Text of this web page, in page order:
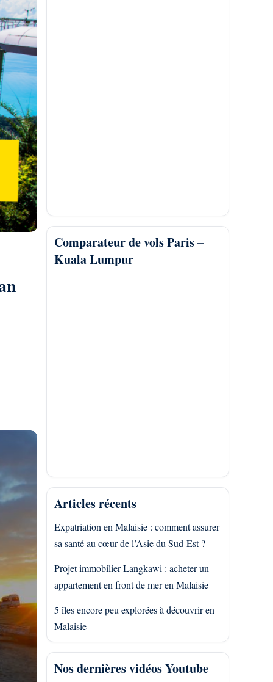
Comparateur de vols Paris –
Kuala Lumpur
Articles récents
Expatriation en Malaisie : comment assurer
sa santé au cœur de l’Asie du Sud-Est ?
Projet immobilier Langkawi : acheter un
appartement en front de mer en Malaisie
5 îles encore peu explorées à découvrir en
Malaisie
Nos dernières vidéos Youtube